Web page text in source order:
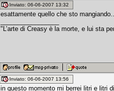
Inviato: 06-06-2007 13:32
esattamente quello che sto
"L’arte di Creasy è la morte, e lui sta
Inviato: 06-06-2007 13:56
in questo momento mi berrei litri e litri